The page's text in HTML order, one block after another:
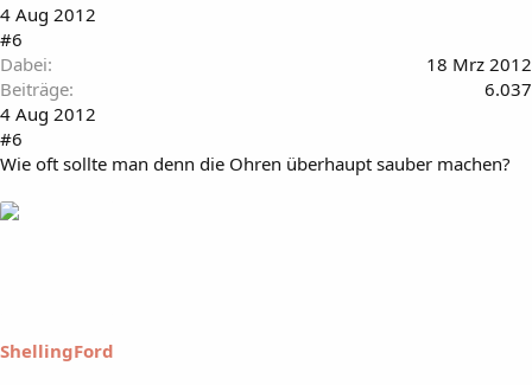
4 Aug 2012
#6
Dabei
18 Mrz 2012
Beiträge
6.037
4 Aug 2012
#6
Wie oft sollte man denn die Ohren überhaupt sauber machen?
ShellingFord